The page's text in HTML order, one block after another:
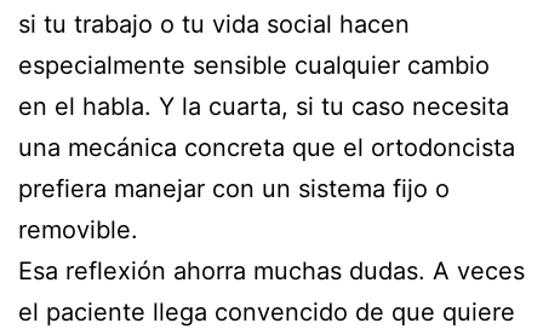
si tu trabajo o tu vida social hacen
especialmente sensible cualquier cambio
en el habla. Y la cuarta, si tu caso necesita
una mecánica concreta que el ortodoncista
prefiera manejar con un sistema fijo o
removible.
Esa reflexión ahorra muchas dudas. A veces
el paciente llega convencido de que quiere